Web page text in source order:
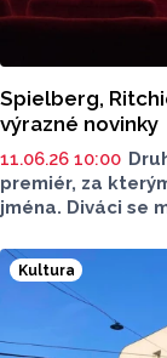
Spielberg,
výrazné novinky
11.06.26 10:00
premiér, za
jména. Diváci se
komedii s
expert
Kreuziger pro
Kultura